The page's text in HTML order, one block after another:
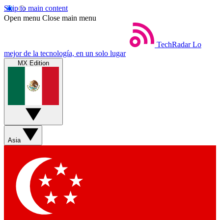
Skip to main content
Open menu Close main menu
TechRadar Lo
mejor de la tecnología, en un solo lugar
MX Edition
Asia